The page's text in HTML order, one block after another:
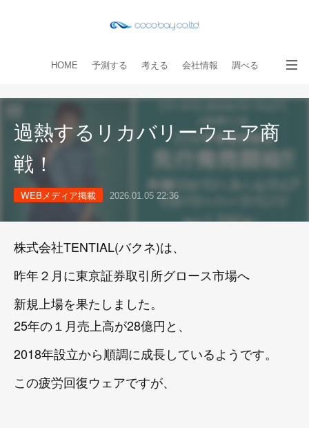
HOME 予測する 考える 会社情報 調べる
教える 読み物 出版物
過熱するリカバリーウェア商
戦！
WEBメディア掲載 2026.01.05 22:36
株式会社TENTIAL(バクネ)は、
昨年２月に東京証券取引所グロース市場へ
新規上場を果たしました。
25年の１月売上高が28億円と、
2018年設立から順調に成長しているようです。
この疲労回復ウェアですが、